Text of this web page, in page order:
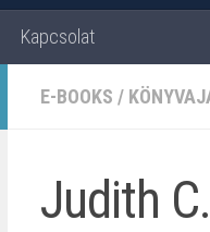
Kapcsolat
E-BOOKS /
Judith